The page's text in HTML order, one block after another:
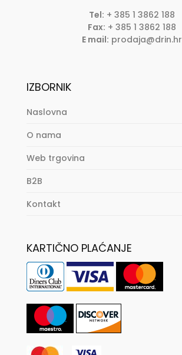
Tel: + 385 1 3862 188
Fax: + 385 1 3862 188
E mail: prodaja@drin.hr
IZBORNIK
Naslovna
O nama
Web trgovina
B2B
Kontakt
KARTIČNO PLAĆANJE